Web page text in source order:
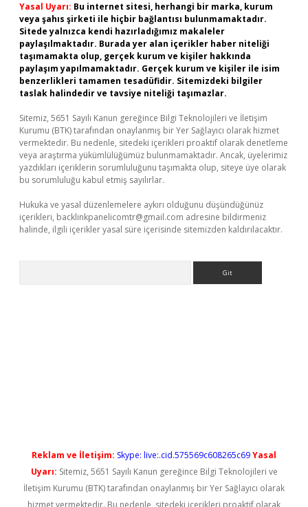
Yasal Uyarı: Bu internet sitesi, herhangi bir marka, kurum
veya şahıs şirketi ile hiçbir bağlantısı bulunmamaktadır.
Sitede yalnızca kendi hazırladığımız makaleler
paylaşılmaktadır. Burada yer alan içerikler haber niteliği
taşımamakta olup, gerçek kurum ve kişiler hakkında
paylaşım yapılmamaktadır. Gerçek kurum ve kişiler ile isim
benzerlikleri tamamen tesadüfidir. Sitemizdeki bilgiler
taslak halindedir ve tavsiye niteliği taşımazlar.
Sitemiz, 5651 Sayılı Kanun gereğince Bilgi Teknolojileri ve İletişim
Kurumu (BTK) tarafından onaylanmış bir Yer Sağlayıcı olarak hizmet
vermektedir. Bu nedenle, sitedeki içerikleri proaktif olarak denetleme
veya araştırma yükümlülüğümüz bulunmamaktadır. Ancak, üyelerimiz
yazdıkları içeriklerin sorumluluğunu taşımakta olup, siteye üye olarak
bu sorumluluğu kabul etmiş sayılırlar.
Hukuka ve yasal düzenlemelere aykırı olduğunu düşündüğünüz
içerikleri, backlinkpanelicomtr@gmail.com adresine bildirmeniz
halinde, ilgili içerikler yasal süre içerisinde sitemizden kaldırılacaktır.
Reklam ve İletişim: Skype: live:.cid.575569c608265c69Yasal
Uyarı: Sitemiz, 5651 Sayılı Kanun gereğince Bilgi Teknolojileri ve
İletişim Kurumu (BTK) tarafından onaylanmış bir Yer Sağlayıcı olarak
hizmet vermektedir. Bu nedenle, sitedeki içerikleri proaktif olarak